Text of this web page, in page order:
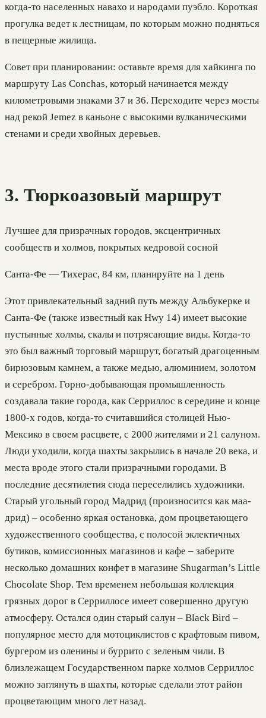
когда-то населенных навахо и народами пуэбло. Короткая
прогулка ведет к лестницам, по которым можно подняться
в пещерные жилища.
Совет при планировании: оставьте время для хайкинга по
маршруту Las Conchas, который начинается между
километровыми знаками 37 и 36. Переходите через мосты
над рекой Jemez в каньоне с высокими вулканическими
стенами и среди хвойных деревьев.
3. Тюркоазовый маршрут
Лучшее для призрачных городов, эксцентричных
сообществ и холмов, покрытых кедровой сосной
Санта-Фе — Тихерас, 84 км, планируйте на 1 день
Этот привлекательный задний путь между Альбукерке и
Санта-Фе (также известный как Hwy 14) имеет высокие
пустынные холмы, скалы и потрясающие виды. Когда-то
это был важный торговый маршрут, богатый драгоценным
бирюзовым камнем, а также медью, алюминием, золотом
и серебром. Горно-добывающая промышленность
создавала такие города, как Серриллос в середине и конце
1800-х годов, когда-то считавшийся столицей Нью-
Мексико в своем расцвете, с 2000 жителями и 21 салуном.
Люди уходили, когда шахты закрылись в начале 20 века, и
места вроде этого стали призрачными городами. В
последние десятилетия сюда переселились художники.
Старый угольный город Мадрид (произносится как маа-
дрид) – особенно яркая остановка, дом процветающего
художественного сообщества, с полосой эклектичных
бутиков, комиссионных магазинов и кафе – заберите
несколько домашних конфет в магазине Shugarman’s Little
Chocolate Shop. Тем временем небольшая коллекция
грязных дорог в Серриллосе имеет совершенно другую
атмосферу. Остался один старый салун – Black Bird –
популярное место для мотоциклистов с крафтовым пивом,
бургером из оленины и буррито с зеленым чили. В
близлежащем Государственном парке холмов Серриллос
можно заглянуть в шахты, которые сделали этот район
процветающим много лет назад.